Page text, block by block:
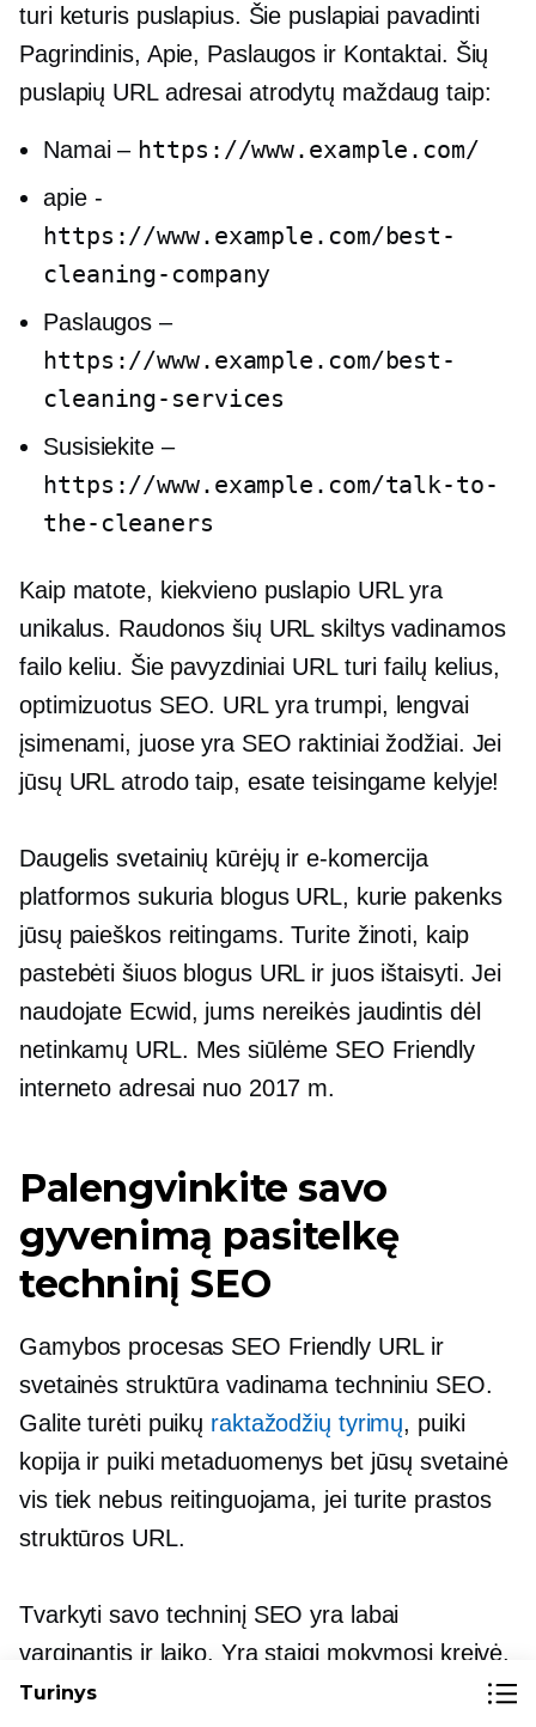
turi keturis puslapius. Šie puslapiai pavadinti
Pagrindinis, Apie, Paslaugos ir Kontaktai. Šių
puslapių URL adresai atrodytų maždaug taip:
Namai – https://www.example.com/
apie -
https://www.example.com/best-
cleaning-company
Paslaugos –
https://www.example.com/best-
cleaning-services
Susisiekite –
https://www.example.com/talk-to-
the-cleaners
Kaip matote, kiekvieno puslapio URL yra
unikalus. Raudonos šių URL skiltys vadinamos
failo keliu. Šie pavyzdiniai URL turi failų kelius,
optimizuotus SEO. URL yra trumpi, lengvai
įsimenami, juose yra SEO raktiniai žodžiai. Jei
jūsų URL atrodo taip, esate teisingame kelyje!
Daugelis svetainių kūrėjų ire-komercija
platformos sukuria blogus URL, kurie pakenks
jūsų paieškos reitingams. Turite žinoti, kaip
pastebėti šiuos blogus URL ir juos ištaisyti. Jei
naudojate Ecwid, jums nereikės jaudintis dėl
netinkamų URL. Mes siūlėme SEO Friendly
interneto adresai nuo 2017 m.
Palengvinkite savo
gyvenimą pasitelkę
techninį SEO
Gamybos procesas SEO Friendly URL ir
svetainės struktūra vadinama techniniu SEO.
Galite turėti puikų raktažodžių tyrimų, puiki
kopija ir puiki metaduomenys bet jūsų svetainė
vis tiek nebus reitinguojama, jei turite prastos
struktūros URL.
Tvarkyti savo techninį SEO yra labai
varginantis ir laiko. Yra staigi mokymosi kreivė,
o technologijos nuolat tobulėja. SEO
Turinys